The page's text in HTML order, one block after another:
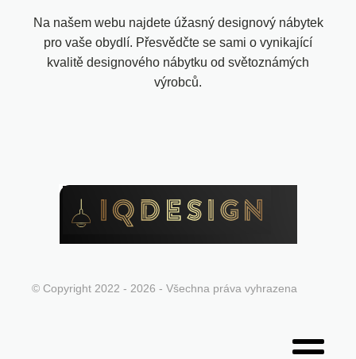
Na našem webu najdete úžasný designový nábytek
pro vaše obydlí. Přesvědčte se sami o vynikající
kvalitě designového nábytku od světoznámých
výrobců.
© Copyright 2022 - 2026 - Všechna práva vyhrazena